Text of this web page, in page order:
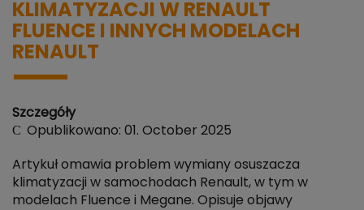
KLIMATYZACJI W RENAULT
FLUENCE I INNYCH MODELACH
RENAULT
Szczegóły
Opublikowano: 01. October 2025
Artykuł omawia problem wymiany osuszacza
klimatyzacji w samochodach Renault, w tym w
modelach Fluence i Megane. Opisuje objawy